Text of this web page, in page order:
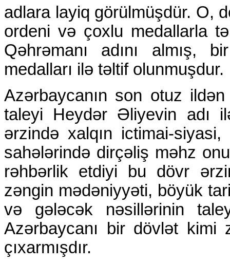
adlara layiq görülmüşdür. O,
ordeni və çoxlu medallarla
Qəhrəmanı adını almış,
medalları ilə təltif olunmuşdur.
Azərbaycanın son otuz
taleyi Heydər Əliyevin adı
ərzində xalqın ictimai-
sahələrində dirçəliş məhz
rəhbərlik etdiyi bu dövr
zəngin mədəniyyəti, böyük
və gələcək nəsillərinin
Azərbaycanı bir dövlət kimi
çıxarmışdır.